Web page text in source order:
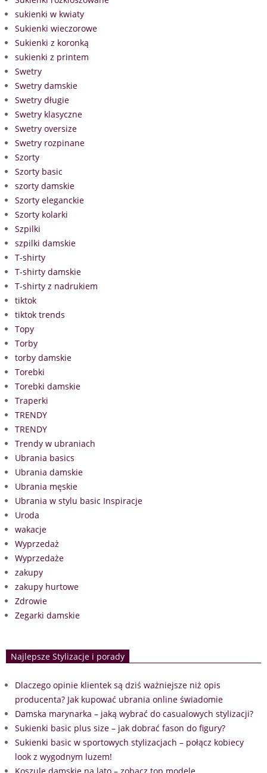
sukienki w kwiaty
Sukienki wieczorowe
Sukienki z koronką
sukienki z printem
Swetry
Swetry damskie
Swetry długie
Swetry klasyczne
Swetry oversize
Swetry rozpinane
Szorty
Szorty basic
szorty damskie
Szorty eleganckie
Szorty kolarki
Szpilki
szpilki damskie
T-shirty
T-shirty damskie
T-shirty z nadrukiem
tiktok
tiktok trends
Topy
Torby
torby damskie
Torebki
Torebki damskie
Traperki
TRENDY
TRENDY
Trendy w ubraniach
Ubrania basics
Ubrania damskie
Ubrania męskie
Ubrania w stylu basic Inspiracje
Uroda
wakacje
Wyprzedaż
Wyprzedaże
zakupy
zakupy hurtowe
Zdrowie
Zegarki damskie
Najlepsze Stylizacje i porady
Dlaczego opinie klientek są dziś ważniejsze niż opis
producenta? Jak kupować ubrania online świadomie
Damska marynarka – jaką wybrać do casualowych stylizacji?
Sukienki basic plus size – jak dobrać fason do figury?
Sukienki basic w sportowych stylizacjach – połącz kobiecy
look z wygodnym luzem!
Koszule damskie na lato – zobacz top modele